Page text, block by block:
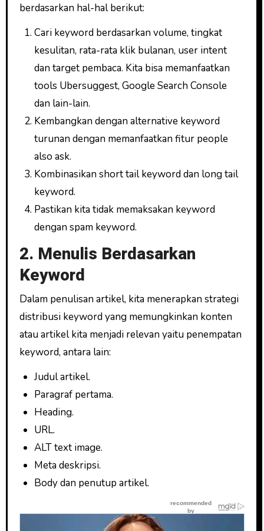
berdasarkan hal-hal berikut:
Cari keyword berdasarkan volume, tingkat
kesulitan, rata-rata klik bulanan, user intent
dan target pembaca. Kita bisa memanfaatkan
tools Ubersuggest, Google Search Console
dan lain-lain.
Kembangkan dengan alternative keyword
turunan dengan memanfaatkan fitur people
also ask.
Kombinasikan short tail keyword dan long tail
keyword.
Pastikan kita tidak memaksakan keyword
dengan spam keyword.
2. Menulis Berdasarkan
Keyword
Dalam penulisan artikel, kita menerapkan strategi
distribusi keyword yang memungkinkan konten
atau artikel kita menjadi relevan yaitu penempatan
keyword, antara lain:
Judul artikel.
Paragraf pertama.
Heading.
URL.
ALT text image.
Meta deskripsi.
Body dan penutup artikel.